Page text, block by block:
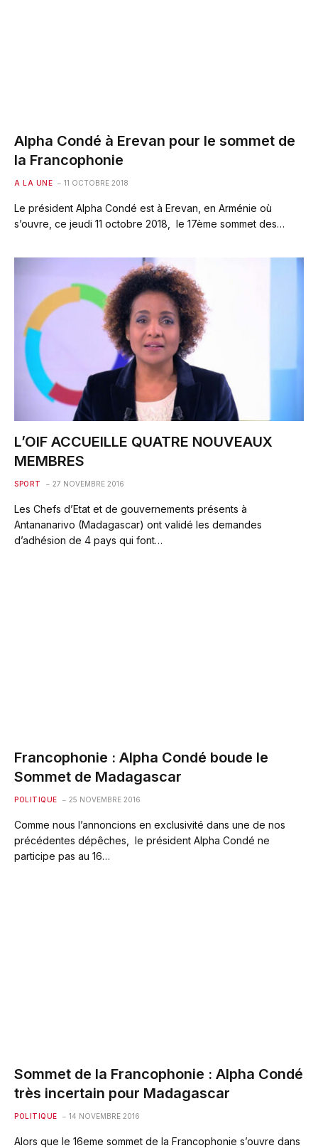
Alpha Condé à Erevan pour le sommet de
la Francophonie
A LA UNE 11 OCTOBRE 2018
Le président Alpha Condé est à Erevan, en Arménie où
s’ouvre, ce jeudi 11 octobre 2018, le 17ème sommet des…
L’OIF ACCUEILLE QUATRE NOUVEAUX
MEMBRES
SPORT 27 NOVEMBRE 2016
Les Chefs d’Etat et de gouvernements présents à
Antananarivo (Madagascar) ont validé les demandes
d’adhésion de 4 pays qui font…
Francophonie : Alpha Condé boude le
Sommet de Madagascar
POLITIQUE 25 NOVEMBRE 2016
Comme nous l’annoncions en exclusivité dans une de nos
précédentes dépêches, le président Alpha Condé ne
participe pas au 16…
Sommet de la Francophonie : Alpha Condé
très incertain pour Madagascar
POLITIQUE 14 NOVEMBRE 2016
Alors que le 16eme sommet de la Francophonie s’ouvre dans